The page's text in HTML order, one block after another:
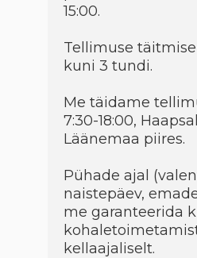
15:00.
Tellimuse
kuni 3 tundi.
Me täidame
7:30-18:00,
Läänemaa piires.
Pühade ajal
naistepäev,
me garanteerida
kellaajaliselt.